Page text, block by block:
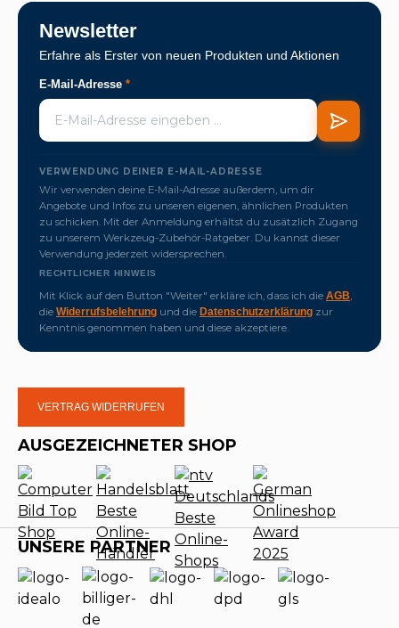
Newsletter
Erfahre als Erster von neuen Produkten und Aktionen
E-Mail-Adresse *
VERWENDUNG DEINER E-MAIL-ADRESSE
Wir verwenden deine E-Mail-Adresse außerdem, um dir
Angebote und Infos zu unseren eigenen, ähnlichen Produkten
zu schicken. Mit der Anmeldung erhältst du zusätzlich Zugang
zu unserem Werkzeug-Zubehör-Ratgeber. Du kannst dieser
Verwendung jederzeit widersprechen.
RECHTLICHER HINWEIS
Mit Klick auf den Button "Weiter" erkläre ich, dass ich die AGB,
die Widerrufsbelehrung und die Datenschutzerklärung zur
Kenntnis genommen haben und diese akzeptiere.
VERTRAG WIDERRUFEN
AUSGEZEICHNETER SHOP
UNSERE PARTNER